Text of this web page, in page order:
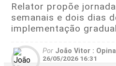
Relator propõe
semanais e dois dias
implementação
Por João Vitor :
26/05/2026 16:31